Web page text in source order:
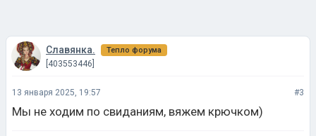
Славянка. Тепло форума
[403553446]
13 января 2025, 19:57 #3
Мы не ходим по свиданиям, вяжем крючком)